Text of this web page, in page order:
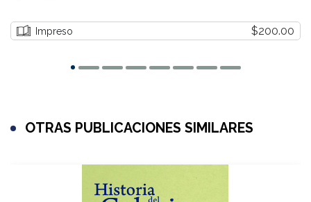
Impreso $200.00
OTRAS PUBLICACIONES SIMILARES